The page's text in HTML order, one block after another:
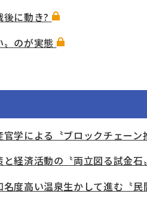
後に動き?
〟のが実態
学による〝ブロックチェーン
経済活動の〝両立図る試金石
度高い温泉生かして進む〝民